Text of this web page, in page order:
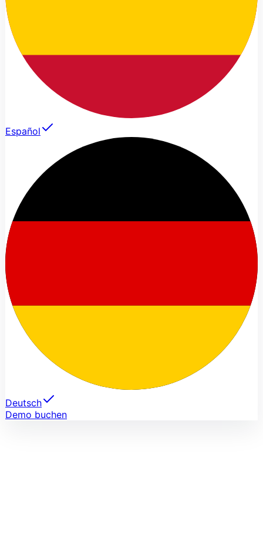
Español
Deutsch
Demo buchen